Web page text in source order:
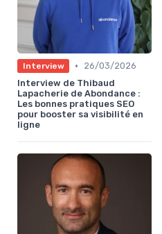
Interview •
26/03/2026
Interview de Thibaud
Lapacherie de Abondance :
Les bonnes pratiques SEO
pour booster sa visibilité en
ligne